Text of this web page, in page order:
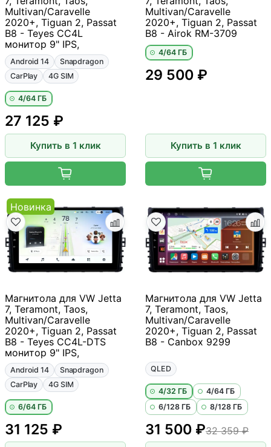
Multivan/Caravelle
2020+, Tiguan 2, Passat
B8 - Teyes CC4L
монитор 9" IPS,
Android 14
Snapdragon
CarPlay
4G SIM
4/64 ГБ
27 125 ₽
Купить в 1 клик
Multivan/Caravelle
2020+, Tiguan 2, Passat
B8 - Airok RM-3709
4/64 ГБ
29 500 ₽
Купить в 1 клик
Новинка
Магнитола для VW Jetta
7, Teramont, Taos,
Multivan/Caravelle
2020+, Tiguan 2, Passat
B8 - Teyes CC4L-DTS
монитор 9" IPS,
Android 14
Snapdragon
CarPlay
4G SIM
6/64 ГБ
31 125 ₽
Магнитола для VW Jetta
7, Teramont, Taos,
Multivan/Caravelle
2020+, Tiguan 2, Passat
B8 - Canbox 9299
QLED
4/32 ГБ
4/64 ГБ
6/128 ГБ
8/128 ГБ
31 500 ₽32 359 ₽